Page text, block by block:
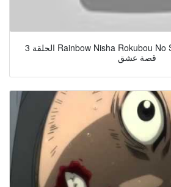
الحلقة 3 Rainbow Nisha Rokubou No Shichinin انمي مترجم
قصة عشق